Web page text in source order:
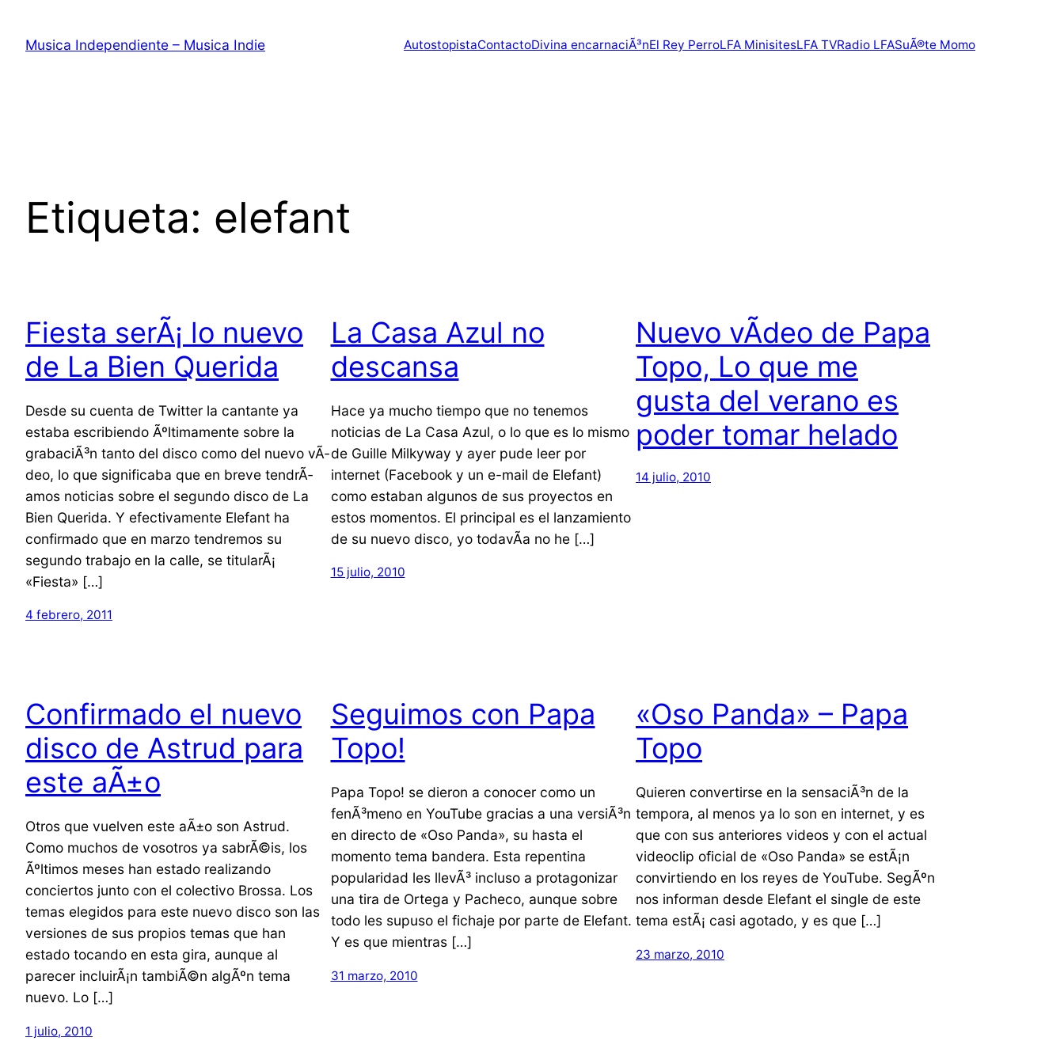
contenido
Musica Independiente – Musica Indie AutostopistaContactoDivina encarnaciÃ³nEl Rey PerroLFA MinisitesLFA TVRadio LFASuÃ®te Momo
Etiqueta: elefant
Fiesta serÃ¡ lo nuevo
de La Bien Querida
Desde su cuenta de Twitter la cantante ya
estaba escribiendo Ãºltimamente sobre la
grabaciÃ³n tanto del disco como del nuevo vÃ­
deo, lo que significaba que en breve tendrÃ­
amos noticias sobre el segundo disco de La
Bien Querida. Y efectivamente Elefant ha
confirmado que en marzo tendremos su
segundo trabajo en la calle, se titularÃ¡
«Fiesta» […]
4 febrero, 2011
La Casa Azul no
descansa
Hace ya mucho tiempo que no tenemos
noticias de La Casa Azul, o lo que es lo mismo
de Guille Milkyway y ayer pude leer por
internet (Facebook y un e-mail de Elefant)
como estaban algunos de sus proyectos en
estos momentos. El principal es el lanzamiento
de su nuevo disco, yo todavÃ­a no he […]
15 julio, 2010
Nuevo vÃ­deo de Papa
Topo, Lo que me
gusta del verano es
poder tomar helado
14 julio, 2010
Confirmado el nuevo
disco de Astrud para
este aÃ±o
Otros que vuelven este aÃ±o son Astrud.
Como muchos de vosotros ya sabrÃ©is, los
Ãºltimos meses han estado realizando
conciertos junto con el colectivo Brossa. Los
temas elegidos para este nuevo disco son las
versiones de sus propios temas que han
estado tocando en esta gira, aunque al
parecer incluirÃ¡n tambiÃ©n algÃºn tema
nuevo. Lo […]
1 julio, 2010
Seguimos con Papa
Topo!
Papa Topo! se dieron a conocer como un
fenÃ³meno en YouTube gracias a una versiÃ³n
en directo de «Oso Panda», su hasta el
momento tema bandera. Esta repentina
popularidad les llevÃ³ incluso a protagonizar
una tira de Ortega y Pacheco, aunque sobre
todo les supuso el fichaje por parte de Elefant.
Y es que mientras […]
31 marzo, 2010
«Oso Panda» – Papa
Topo
Quieren convertirse en la sensaciÃ³n de la
tempora, al menos ya lo son en internet, y es
que con sus anteriores videos y con el actual
videoclip oficial de «Oso Panda» se estÃ¡n
convirtiendo en los reyes de YouTube. SegÃºn
nos informan desde Elefant el single de este
tema estÃ¡ casi agotado, y es que […]
23 marzo, 2010